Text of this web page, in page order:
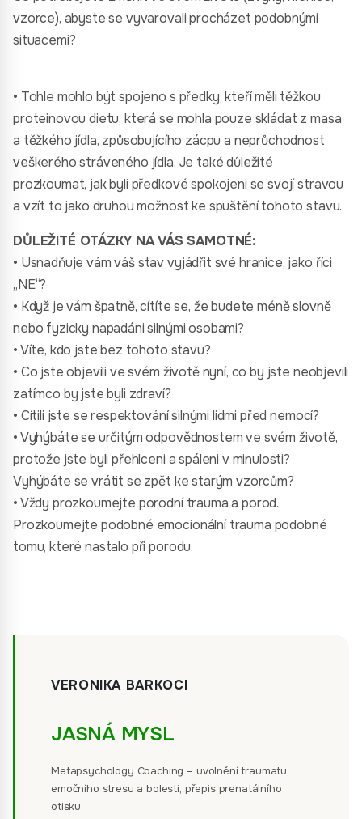
vzorce), abyste se vyvarovali procházet podobnými
situacemi?
• Tohle mohlo být spojeno s předky, kteří měli těžkou
proteinovou dietu, která se mohla pouze skládat z masa
a těžkého jídla, způsobujícího zácpu a neprůchodnost
veškerého stráveného jídla. Je také důležité
prozkoumat, jak byli předkové spokojeni se svojí stravou
a vzít to jako druhou možnost ke spuštění tohoto stavu.
DŮLEŽITÉ OTÁZKY NA VÁS SAMOTNÉ:
• Usnadňuje vám váš stav vyjádřit své hranice, jako říci
„NE“?
• Když je vám špatně, cítíte se, že budete méně slovně
nebo fyzicky napadáni silnými osobami?
• Víte, kdo jste bez tohoto stavu?
• Co jste objevili ve svém životě nyní, co by jste neobjevili
zatímco by jste byli zdraví?
• Cítili jste se respektování silnými lidmi před nemocí?
• Vyhýbáte se určitým odpovědnostem ve svém životě,
protože jste byli přehlceni a spáleni v minulosti?
Vyhýbáte se vrátit se zpět ke starým vzorcům?
• Vždy prozkoumejte porodní trauma a porod.
Prozkoumejte podobné emocionální trauma podobné
tomu, které nastalo při porodu.
VERONIKA BARKOCI
JASNÁ MYSL
Metapsychology Coaching – uvolnění traumatu,
emočního stresu a bolesti, přepis prenatálního
otisku